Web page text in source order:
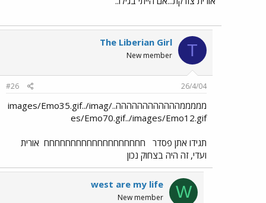
T
The Liberian Girl
New member
26/4/04
#26
מממממהההההההההההה../images/Emo35.gif../imag
es/Emo70.gif../images/Emo12.gif
תגידו אתן פסדר חחחחחחחחחחחחחחחחחחח אורית
ועדי, זה היה בצחוק נכון
W
west are my life
New member